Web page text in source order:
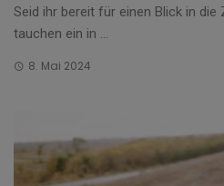
Seid ihr bereit für einen Blick in
tauchen ein in ...
8. Mai 2024